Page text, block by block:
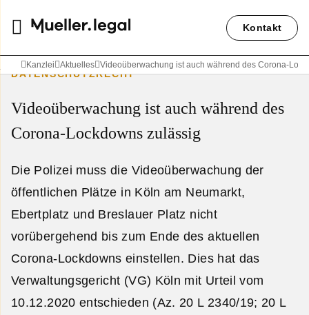
Kontakt
Kanzlei Aktuelles Videoüberwachung ist auch während des Corona-
DATENSCHUTZRECHT
Videoüberwachung ist auch während des
Corona-Lockdowns zulässig
Die Polizei muss die Videoüberwachung der
öffentlichen Plätze in Köln am Neumarkt,
Ebertplatz und Breslauer Platz nicht
vorübergehend bis zum Ende des aktuellen
Corona-Lockdowns einstellen. Dies hat das
Verwaltungsgericht (VG) Köln mit Urteil vom
10.12.2020 entschieden (Az. 20 L 2340/19; 20 L